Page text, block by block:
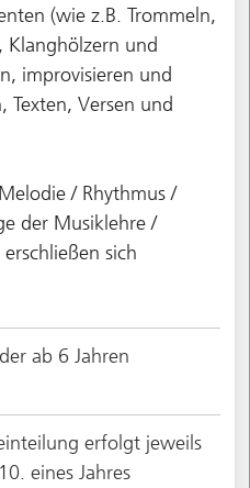
(wie z.B. Trommeln,
und
improvisieren und
Texten, Versen und
/ Rhythmus /
der Musiklehre /
sich
ab 6 Jahren
erfolgt jeweils
eines Jahres